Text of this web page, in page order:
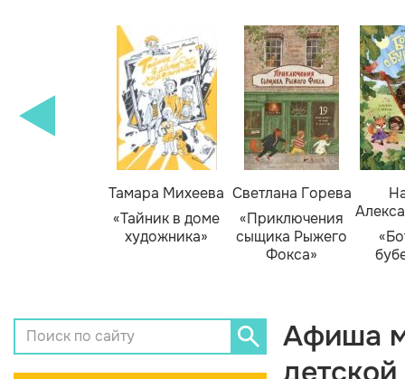
Тамара Михеева
«Тайник в доме
художника»
Светлана Горева
«Приключения
сыщика Рыжего
Фокса»
Афиша